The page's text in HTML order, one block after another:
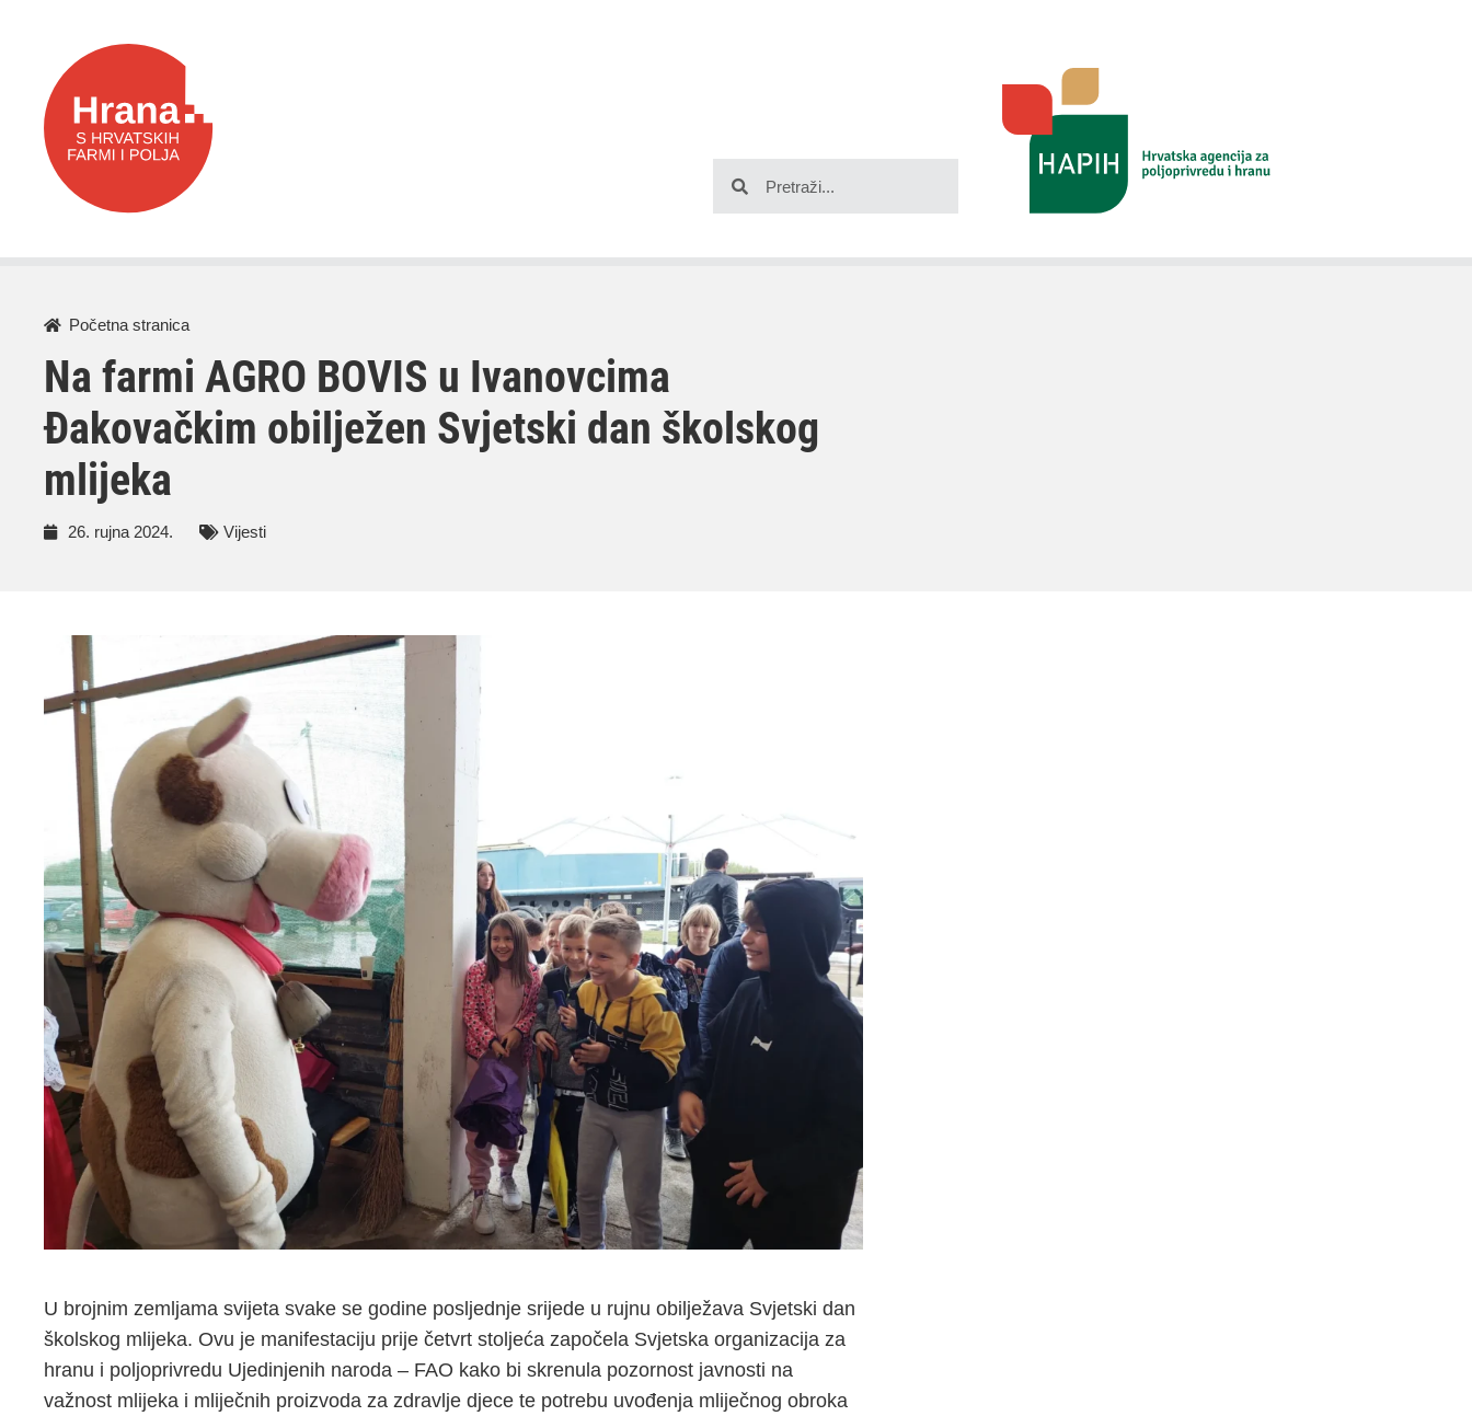
Početna stranica
Na farmi AGRO BOVIS u Ivanovcima
Đakovačkim obilježen Svjetski dan školskog
mlijeka
26. rujna 2024. Vijesti
U brojnim zemljama svijeta svake se godine posljednje srijede u rujnu obilježava Svjetski dan
školskog mlijeka. Ovu je manifestaciju prije četvrt stoljeća započela Svjetska organizacija za
hranu i poljoprivredu Ujedinjenih naroda – FAO kako bi skrenula pozornost javnosti na
važnost mlijeka i mliječnih proizvoda za zdravlje djece te potrebu uvođenja mliječnog obroka